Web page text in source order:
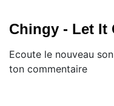
Chingy - Let It
Ecoute le nouveau
ton commentaire